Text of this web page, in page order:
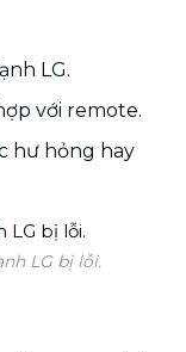
LG.
với remote.
hư hỏng hay
LG bị lỗi.